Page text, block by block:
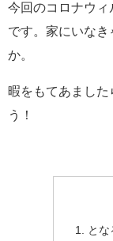
今回のコロナウィ
です。家にいなき
か。
暇をもてあまし
う！
とな